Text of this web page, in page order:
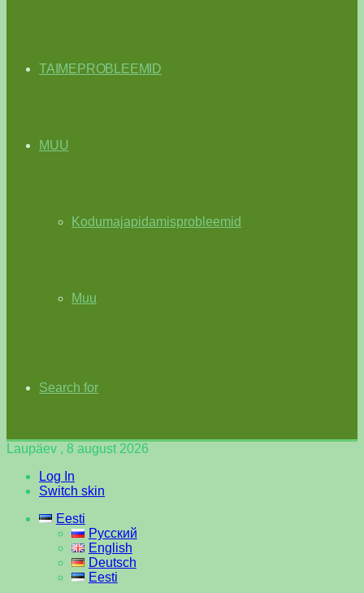
TAIMEPROBLEEMID
MUU
Kodumajapidamisprobleemid
Muu
Search for
Laupäev , 8 august 2026
Log In
Switch skin
Eesti
Русский
English
Deutsch
Eesti